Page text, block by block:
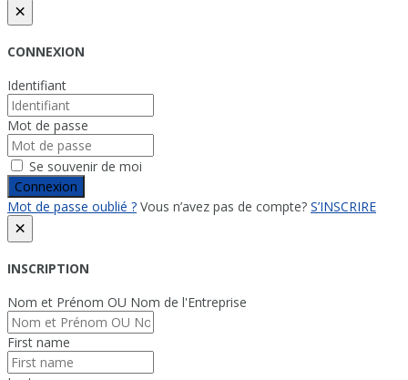
×
CONNEXION
Identifiant
Mot de passe
Se souvenir de moi
Connexion
Mot de passe oublié ? Vous n’avez pas de compte? S’INSCRIRE
×
INSCRIPTION
Nom et Prénom OU Nom de l'Entreprise
First name